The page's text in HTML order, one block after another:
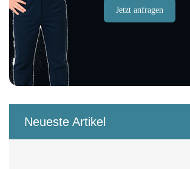
Jetzt anfragen
Neueste Artikel